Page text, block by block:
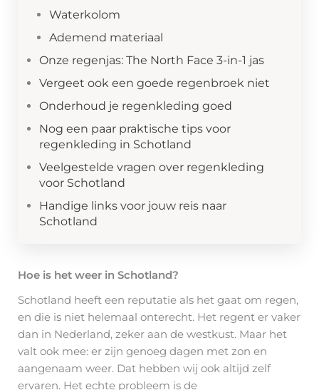
Waterkolom
Ademend materiaal
Onze regenjas: The North Face 3-in-1 jas
Vergeet ook een goede regenbroek niet
Onderhoud je regenkleding goed
Nog een paar praktische tips voor
regenkleding in Schotland
Veelgestelde vragen over regenkleding
voor Schotland
Handige links voor jouw reis naar
Schotland
Hoe is het weer in Schotland?
Schotland heeft een reputatie als het gaat om regen,
en die is niet helemaal onterecht. Het regent er vaker
dan in Nederland, zeker aan de westkust. Maar het
valt ook mee: er zijn genoeg dagen met zon en
aangenaam weer. Dat hebben wij ook altijd zelf
ervaren. Het echte probleem is de